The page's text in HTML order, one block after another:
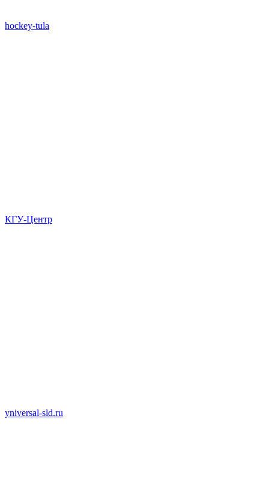
hockey-tula
КГУ-Центр
yniversal-sld.ru